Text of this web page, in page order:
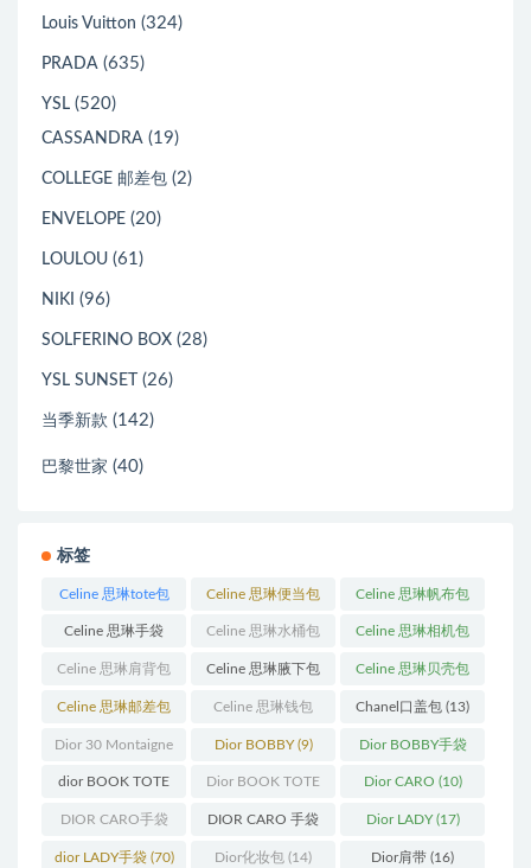
Louis Vuitton (324)
PRADA (635)
YSL (520)
CASSANDRA (19)
COLLEGE 邮差包 (2)
ENVELOPE (20)
LOULOU (61)
NIKI (96)
SOLFERINO BOX (28)
YSL SUNSET (26)
当季新款 (142)
巴黎世家 (40)
标签
Celine 思琳tote包
(23)
Celine 思琳便当包
(14)
Celine 思琳帆布包
(18)
Celine 思琳手袋
(250)
Celine 思琳水桶包
(55)
Celine 思琳相机包
(11)
Celine 思琳肩背包
(12)
Celine 思琳腋下包
(10)
Celine 思琳贝壳包
(12)
Celine 思琳邮差包
(13)
Celine 思琳钱包
(10)
Chanel口盖包 (13)
Dior 30 Montaigne
蒙田(31)
Dior BOBBY(9) Dior BOBBY手袋
(26)
dior BOOK TOTE
(12)
Dior BOOK TOTE
手袋(163)
Dior CARO (10)
DIOR CARO手袋
(11)
DIOR CARO 手袋
(31)
Dior LADY(17)
dior LADY手袋(70) Dior化妆包 (14) Dior肩带 (16)